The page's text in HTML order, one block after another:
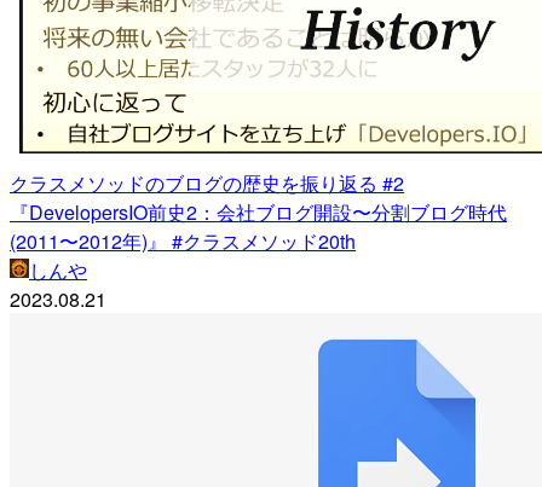
クラスメソッドのブログの歴史を振り返る #2
『DevelopersIO前史2：会社ブログ開設〜分割ブログ時代
(2011〜2012年)』 #クラスメソッド20th
しんや
2023.08.21